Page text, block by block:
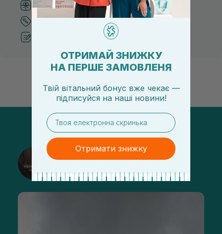
Система бонусів та лояльності
Кращі ціни та топ товари
Рекомендації від косметологів
@sisters_stelmakh в Instagram
Підписатися
ОТРИМАЙ ЗНИЖКУ
НА ПЕРШЕ ЗАМОВЛЕНЯ
Твій вітальний бонус вже чекає —
підписуйся на наші новини!
email
Отримати знижку